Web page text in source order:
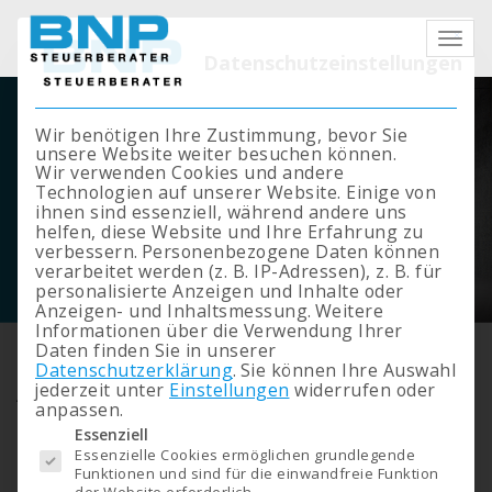
Klienten-Information
August 2024
Drucken
Mit
Datenschutzeinstellungen
Wir benötigen Ihre Zustimmung, bevor Sie
unsere Website weiter besuchen können.
Wir verwenden Cookies und andere
Technologien auf unserer Website. Einige von
ihnen sind essenziell, während andere uns
helfen, diese Website und Ihre Erfahrung zu
verbessern. Personenbezogene Daten können
verarbeitet werden (z. B. IP-Adressen), z. B. für
personalisierte Anzeigen und Inhalte oder
Anzeigen- und Inhaltsmessung. Weitere
Informationen über die Verwendung Ihrer
Daten finden Sie in unserer
Datenschutzerklärung. Sie können Ihre Auswahl
jederzeit unter Einstellungen widerrufen oder
anpassen.
Es folgt eine Liste der Service-Gruppen, für die eine Einwilligung erteilt werden kann.
Essenziell
Essenzielle Cookies ermöglichen grundlegende
Funktionen und sind für die einwandfreie Funktion